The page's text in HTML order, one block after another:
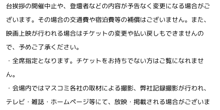
台挨拶の開催中止や、登壇者などの内容が予告なく変更になる場合がご
ざいます。その場合の交通費や宿泊費等の補償はございません。また、
映画上映が行われる場合はチケットの変更や払い戻しもできませんの
で、予めご了承ください。
・全席指定となります。チケットをお持ちでない方はご覧になれませ
ん。
・会場内ではマスコミ各社の取材による撮影、弊社記録撮影が行われ、
テレビ・雑誌・ホームページ等にて、放映・掲載される場合がございま